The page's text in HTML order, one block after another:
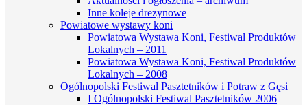
Inne koleje drezynowe
Powiatowe wystawy koni
Powiatowa Wystawa Koni, Festiwal Produktów
Lokalnych – 2011
Powiatowa Wystawa Koni, Festiwal Produktów
Lokalnych – 2008
Ogólnopolski Festiwal Pasztetników i Potraw z Gęsi
I Ogólnopolski Festiwal Pasztetników 2006